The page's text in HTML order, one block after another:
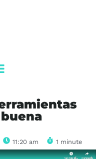
11:20 am 1 minute